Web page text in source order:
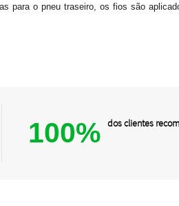
para o pneu traseiro, os fios são
100% dos clientes